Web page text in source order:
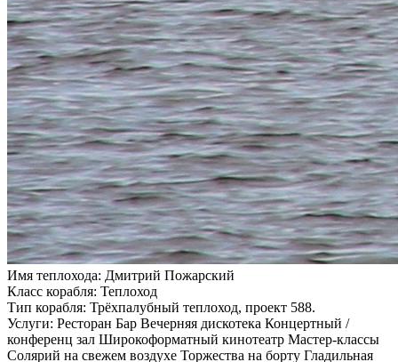
Имя теплохода: Дмитрий Пожарский
Класс корабля: Теплоход
Тип корабля: Трёхпалубный теплоход, проект 588.
Услуги: Ресторан Бар Вечерняя дискотека Концертный /
конференц зал Широкоформатный кинотеатр Мастер-классы
Солярий на свежем воздухе Торжества на борту Гладильная